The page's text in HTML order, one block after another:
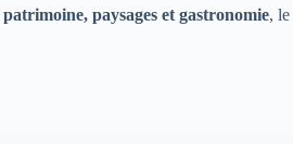
patrimoine, paysages et gastronomie,